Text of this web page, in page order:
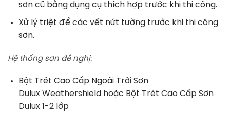
sơn cũ bằng dụng cụ thích hợp trước khi thi công.
Xử lý triệt để các vết nứt tường trước khi thi công
sơn.
Hệ thống sơn đề nghị:
Bột Trét Cao Cấp Ngoài Trời Sơn
Dulux Weathershield hoặc Bột Trét Cao Cấp Sơn
Dulux 1-2 lớp